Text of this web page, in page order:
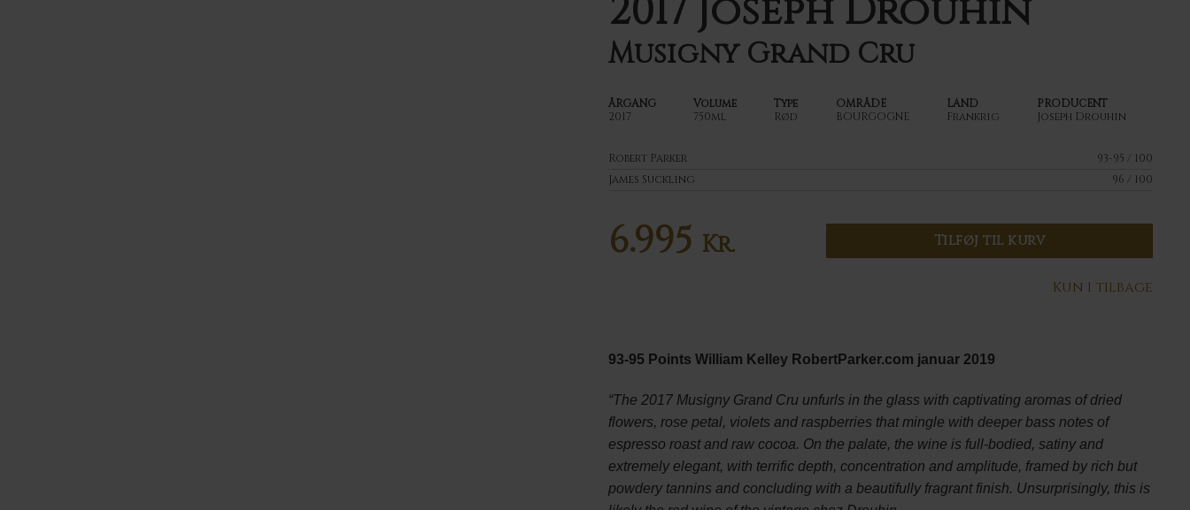
2017 Joseph Drouhin
Musigny Grand Cru
ÅRGANG
2017
Volume
750ml
Type
Rød
OMRÅDE
BOURGOGNE
LAND
Frankrig
PRODUCENT
Joseph Drouhin
Robert Parker
93-95 / 100
James Suckling
96 / 100
6.995 Kr.
Kun 1 tilbage
Tilføj til kurv
93-95 Points William Kelley RobertParker.com januar 2019
“The 2017 Musigny Grand Cru unfurls in the glass with captivating aromas of dried
flowers, rose petal, violets and raspberries that mingle with deeper bass notes of
espresso roast and raw cocoa. On the palate, the wine is full-bodied, satiny and
extremely elegant, with terrific depth, concentration and amplitude, framed by rich but
powdery tannins and concluding with a beautifully fragrant finish. Unsurprisingly, this is